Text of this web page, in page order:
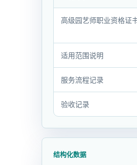
证
对
象
与
记
录
方
高级园艺师职业资格证
适用范围说明
服务流程记录
验收记录
结构化数据